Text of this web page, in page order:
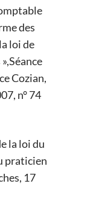
des
loi de
Cozian,
n° 74
la loi du
praticien
17